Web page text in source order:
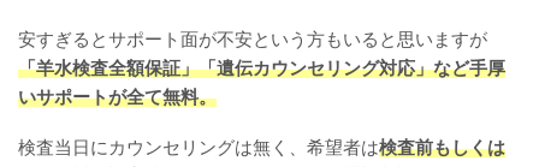
安すぎるとサポート面が不安という方もいると思いますが
「羊水検査全額保証」「遺伝カウンセリング対応」など手厚
いサポートが全て無料。
検査当日にカウンセリングは無く、希望者は検査前もしくは